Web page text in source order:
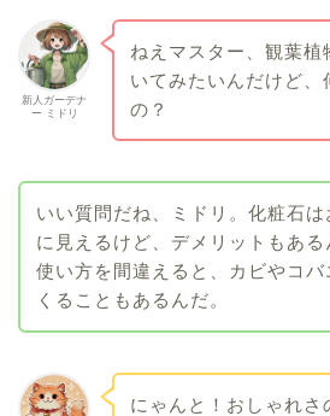
新人ガーデナ
ー ミドリ
ねえマスター、観葉植
いてみたいんだけど、
の？
いい質問だね、ミドリ。化粧石は
に見えるけど、デメリットもある
使い方を間違えると、カビやコバ
くることもあるんだ。
にゃんと！おしゃれさ